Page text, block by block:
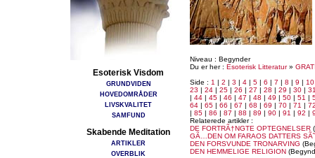
Esoterisk Visdom
GRUNDVIDEN
HOVEDOMRÅDER
LIVSKVALITET
SAMFUND
Skabende Meditation
ARTIKLER
OVERBLIK
Niveau : Begynder
Du er her : Esoterisk Litteratur»
Side : 1 | 2 | 3 | 4 | 5 | 6 | 7 | 8 | 9 | 10
23 | 24 | 25 | 26 | 27 | 28 | 29 | 30 |
| 44 | 45 | 46 | 47 | 48 | 49 | 50 | 51 |
64 | 65 | 66 | 67 | 68 | 69 | 70 | 71 |
| 85 | 86 | 87 | 88 | 89 | 90 | 91 | 92 |
Relaterede artikler :
DE FORTRÃ†NGTE OPTEGNELSER
GÃ…DEN OM FARAOS DATTERS
DEN FORSVUNDE TRONARVING
DEN HEMMELIGE RELIGION